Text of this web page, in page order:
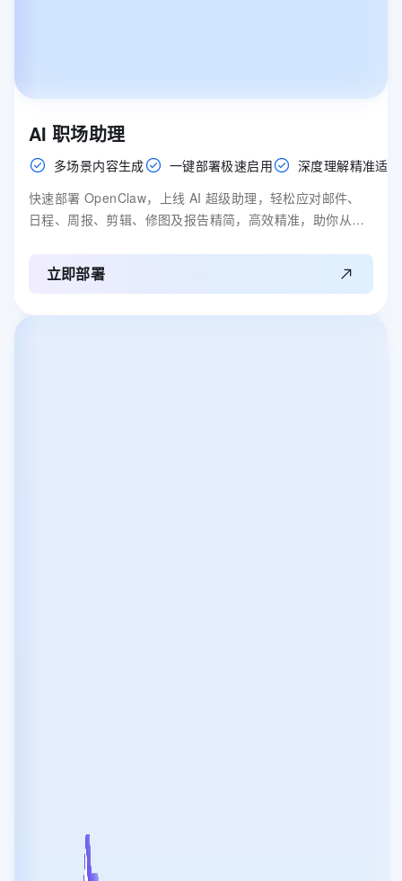
AI 职场助理
多场景内容生成 一键部署极速启用
深度理解精准适配
快速部署 OpenClaw，上线 AI 超级助理，轻松应对邮件、
日程、周报、剪辑、修图及报告精简，高效精准，助你从容
立即部署